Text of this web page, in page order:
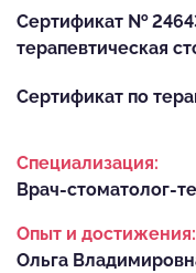
Сертификат №
терапевтическая
Сертификат по
Специализация:
Врач-стоматолог-
Опыт и достижения:
Ольга